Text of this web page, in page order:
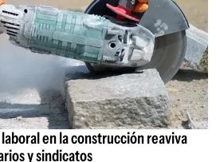
en la construcción reaviva
y sindicatos